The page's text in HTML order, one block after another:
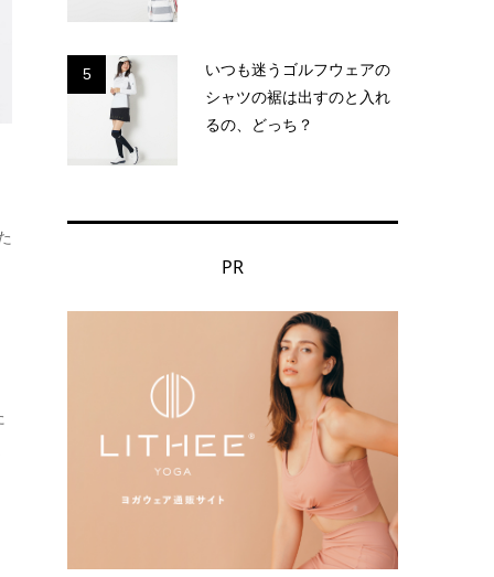
5
いつも迷うゴルフウェアの
シャツの裾は出すのと入れ
るの、どっち？
PR